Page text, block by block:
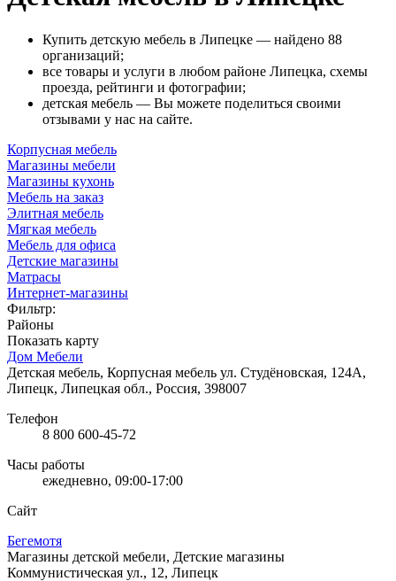
Купить детскую мебель в Липецке — найдено 88
организаций;
все товары и услуги в любом районе Липецка, схемы
проезда, рейтинги и фотографии;
детская мебель — Вы можете поделиться своими
отзывами у нас на сайте.
Корпусная мебель
Магазины мебели
Магазины кухонь
Мебель на заказ
Элитная мебель
Мягкая мебель
Мебель для офиса
Детские магазины
Матрасы
Интернет-магазины
Фильтр:
Районы
Показать карту
Дом Мебели
Детская мебель, Корпусная мебель ул. Студёновская, 124А,
Липецк, Липецкая обл., Россия, 398007
Телефон
8 800 600-45-72
Часы работы
ежедневно, 09:00-17:00
Сайт
Бегемотя
Магазины детской мебели, Детские магазины
Коммунистическая ул., 12, Липецк